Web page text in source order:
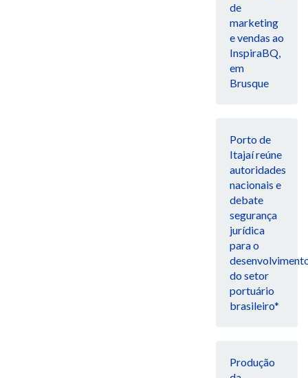
de
marketing
e vendas ao
InspiraBQ,
em
Brusque
Porto de
Itajaí reúne
autoridades
nacionais e
debate
segurança
jurídica
para o
do setor
portuário
brasileiro*
Produção